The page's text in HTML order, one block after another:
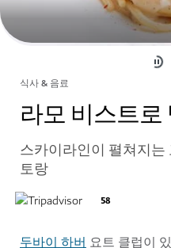
식사 & 음료
라모 비스트로
스카이라인이 펼쳐지
토랑
58
두바이 하버 요트 클럽이